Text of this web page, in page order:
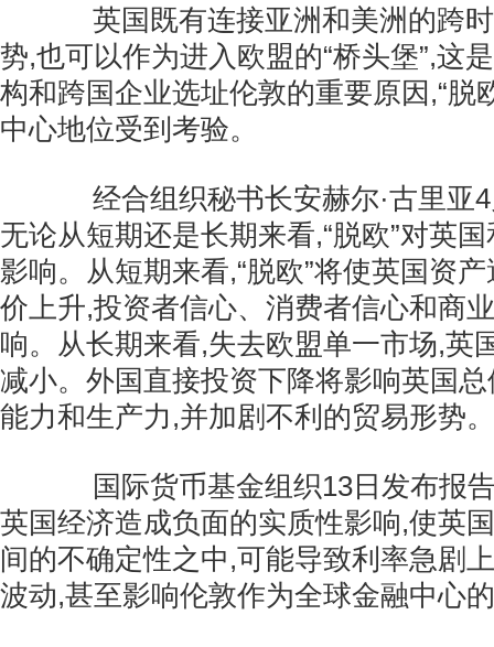
英国既有连接亚洲和美洲的跨时
势,也可以作为进入欧盟的“桥头堡”,这
构和跨国企业选址伦敦的重要原因,“脱
中心地位受到考验。
经合组织秘书长安赫尔·古里亚4
无论从短期还是长期来看,“脱欧”对英
影响。从短期来看,“脱欧”将使英国资
价上升,投资者信心、消费者信心和商
响。从长期来看,失去欧盟单一市场,英
减小。外国直接投资下降将影响英国
能力和生产力,并加剧不利的贸易形势。
国际货币基金组织13日发布报告
英国经济造成负面的实质性影响,使英
间的不确定性之中,可能导致利率急剧
波动,甚至影响伦敦作为全球金融中心